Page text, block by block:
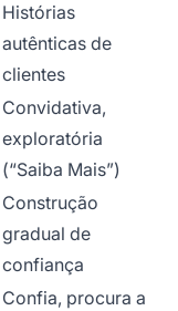
Histórias
autênticas de
clientes
Convidativa,
exploratória
(“Saiba Mais”)
Construção
gradual de
confiança
Confia, procura a